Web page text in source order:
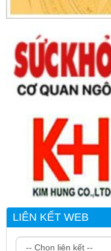
LIÊN KẾT WEB